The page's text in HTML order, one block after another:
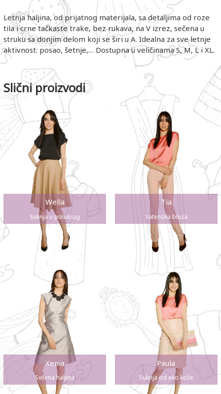
Letnja haljina, od prijatnog materijala, sa detaljima od roze
tila i crne tačkaste trake, bez rukava, na V izrez, sečena u
struku sa donjim delom koji se širi u A. Idealna za sve letnje
aktivnost: posao, šetnje,… Dostupna u veličinama S, M, L i XL.
Slični proizvodi
Wella
Suknja u polukrug
Tia
Satenska bluza
Xenia
Svilena haljina
Paula
Suknja od eko kože